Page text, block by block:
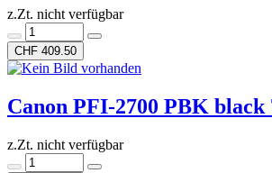
z.Zt. nicht verfügbar
CHF 409.50
Canon PFI-2700 PBK black
z.Zt. nicht verfügbar